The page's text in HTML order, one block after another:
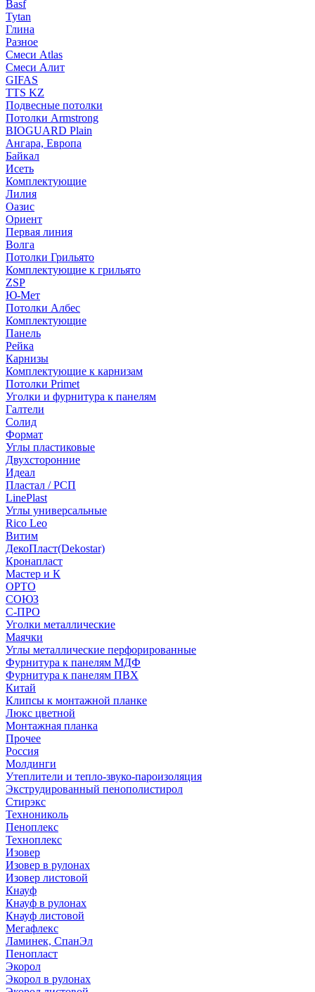
Basf
Tytan
Глина
Разное
Смеси Atlas
Смеси Алит
GIFAS
TTS KZ
Подвесные потолки
Потолки Armstrong
BIOGUARD Plain
Ангара, Европа
Байкал
Исеть
Комплектующие
Лилия
Оазис
Ориент
Первая линия
Волга
Потолки Грильято
Комплектующие к грильято
ZSP
Ю-Мет
Потолки Албес
Комплектующие
Панель
Рейка
Карнизы
Комплектующие к карнизам
Потолки Primet
Уголки и фурнитура к панелям
Галтели
Солид
Формат
Углы пластиковые
Двухсторонние
Идеал
Пластал / РСП
LinePlast
Углы универсальные
Rico Leo
Витим
ДекоПласт(Dekostar)
Кронапласт
Мастер и К
ОРТО
СОЮЗ
С-ПРО
Уголки металлические
Маячки
Углы металлические перфорированные
Фурнитура к панелям МДФ
Фурнитура к панелям ПВХ
Китай
Клипсы к монтажной планке
Люкс цветной
Монтажная планка
Прочее
Россия
Молдинги
Утеплители и тепло-звуко-пароизоляция
Экструдированный пенополистирол
Стирэкс
Технониколь
Пеноплекс
Техноплекс
Изовер
Изовер в рулонах
Изовер листовой
Кнауф
Кнауф в рулонах
Кнауф листовой
Мегафлекс
Ламинек, СпанЭл
Пенопласт
Экорол
Экорол в рулонах